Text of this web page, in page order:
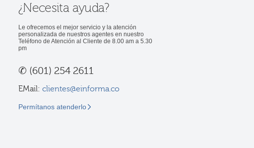
¿Necesita ayuda?
Le ofrecemos el mejor servicio y la atención
personalizada de nuestros agentes en nuestro
Teléfono de Atención al Cliente de 8.00 am a 5.30
pm
✆ (601) 254 2611
EMail: clientes@einforma.co
Permítanos atenderlo